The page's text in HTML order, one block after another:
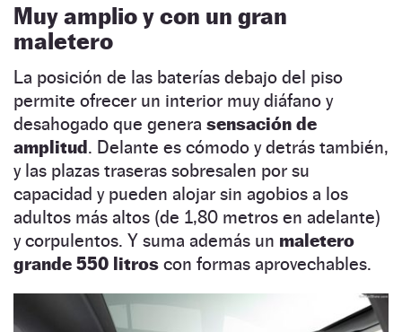
Muy amplio y con un gran
maletero
La posición de las baterías debajo del piso
permite ofrecer un interior muy diáfano y
desahogado que genera sensación de
amplitud. Delante es cómodo y detrás también,
y las plazas traseras sobresalen por su
capacidad y pueden alojar sin agobios a los
adultos más altos (de 1,80 metros en adelante)
y corpulentos. Y suma además un maletero
grande 550 litros con formas aprovechables.